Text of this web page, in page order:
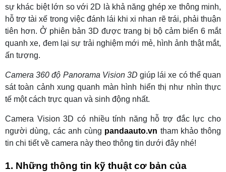
sự khác biệt lớn so với 2D là khả năng ghép xe thông minh,
hỗ trợ tài xế trong việc đánh lái khi xi nhan rẽ trái, phải thuận
tiên hơn. Ở phiên bản 3D được trang bị bộ cảm biển 6 mắt
quanh xe, đem lại sự trải nghiệm mới mẻ, hình ảnh thật mắt,
ấn tượng.
Camera 360 độ Panorama Vision 3D giúp lái xe có thể quan
sát toàn cảnh xung quanh màn hình hiển thị như nhìn thực
tế một cách trực quan và sinh động nhất.
Camera Vision 3D có nhiều tính năng hỗ trợ đắc lực cho
người dùng, các anh cùng pandaauto.vn tham khảo thông
tin chi tiết về camera này theo thông tin dưới đây nhé!
1. Những thông tin kỹ thuật cơ bản của